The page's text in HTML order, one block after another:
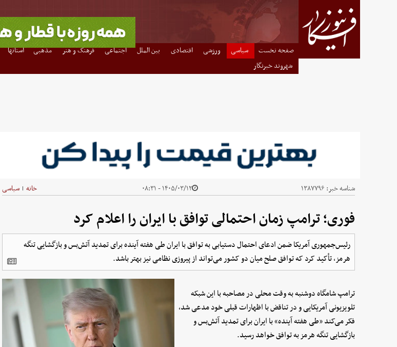
صفحه نخست سیاسی ورزشی اقتصادی بین الملل اجتماعی فرهنگ و هنر مذهبی استانها
شهروند خبرنگار
شناسه خبر: ۱۳۸۷۷۹۶ ۱۴۰۵/۰۳/۱۲ - ۰۸:۳۱ خانه | سیاسی
فوری؛ ترامپ زمان احتمالی توافق با ایران را اعلام کرد
رئیس‌جمهوری آمریکا ضمن ادعای احتمال دستیابی به توافق با ایران طی هفته آینده برای تمدید آتش‌بس و بازگشایی تنگه
هرمز، تأکید کرد که توافق صلح میان دو کشور می‌تواند از پیروزی نظامی نیز بهتر باشد.
ترامپ شامگاه دوشنبه به وقت محلی در مصاحبه با این شبکه
تلویزیونی آمریکایی و در تناقض با اظهارات قبلی خود مدعی شد،
فکر می‌کند «طی هفته آینده» با ایران برای تمدید آتش‌بس و
بازگشایی تنگه هرمز به توافق خواهد رسید.